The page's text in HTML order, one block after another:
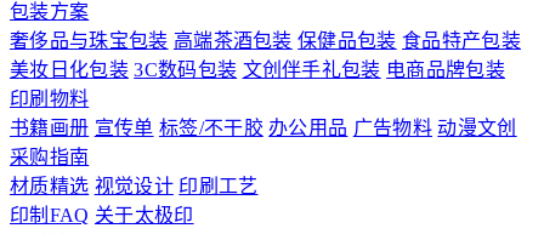
包装方案
奢侈品与珠宝包装 高端茶酒包装 保健品包装 食品特产包装
美妆日化包装 3C数码包装 文创伴手礼包装 电商品牌包装
印刷物料
书籍画册 宣传单 标签/不干胶 办公用品 广告物料 动漫文创
采购指南
材质精选 视觉设计 印刷工艺
印制FAQ 关于太极印